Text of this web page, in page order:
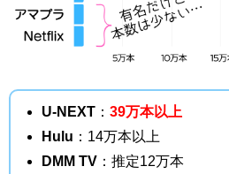
U-NEXT ： 39万本以上
Hulu ：14万本以上
DMM TV ：推定12万本